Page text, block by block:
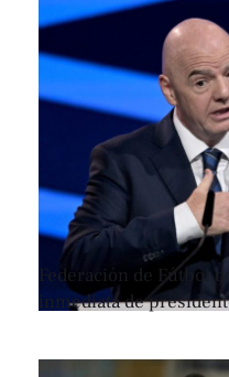
Federación de Fútbol
inmediata de